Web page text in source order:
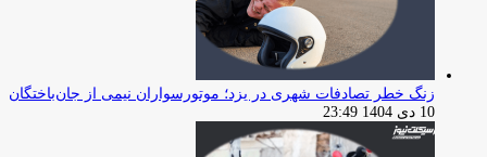
زنگ خطر تصادفات شهری در یزد؛ موتورسواران نیمی از جان‌باختگان
10 دی 1404 23:49